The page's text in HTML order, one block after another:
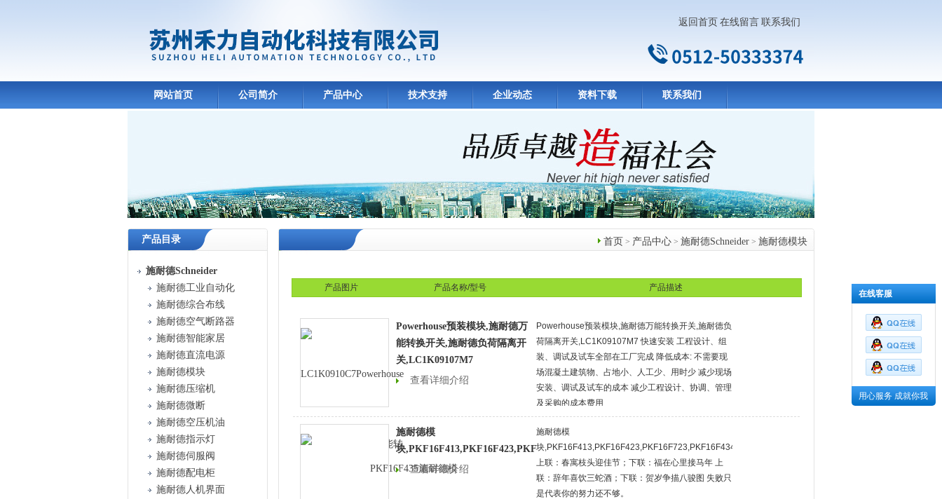
返回首页 在线留言 联系我们
网站首页 公司简介 产品中心 技术支持 企业动态 资料下载 联系我们
产品目录
施耐德Schneider
施耐德工业自动化
施耐德综合布线
施耐德空气断路器
施耐德智能家居
施耐德直流电源
施耐德模块
施耐德压缩机
施耐德微断
施耐德空压机油
施耐德指示灯
施耐德伺服阀
施耐德配电柜
施耐德人机界面
首页 > 产品中心 > 施耐德Schneider > 施耐德模块
产品图片 产品名称/型号 产品描述
Powerhouse预装模块,施耐德万
能转换开关,施耐德负荷隔离开
关,LC1K09107M7
查看详细介绍
Powerhouse预装模块,施耐德万能转换开关,施耐德负
荷隔离开关,LC1K09107M7 快速安装 工程设计、组
装、调试及试车全部在工厂完成 降低成本: 不需要现
场混凝土建筑物、占地小、人工少、用时少 减少现场
安装、调试及试车的成本 减少工程设计、协调、管理
及采购的成本费用
施耐德模
块,PKF16F413,PKF16F423,PKF16F723,PKF16F434
查看详细介绍
施耐德模
块,PKF16F413,PKF16F423,PKF16F723,PKF16F434
上联：春寓枝头迎佳节；下联：福在心里接马年 上
联：辞年喜饮三蛇酒；下联：贺岁争描八骏图 失败只
是代表你的努力还不够。
在线客服
用心服务 成就你我